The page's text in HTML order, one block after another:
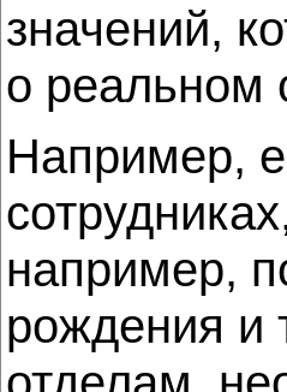
значений,
о реальном
Например,
например,
рождения и